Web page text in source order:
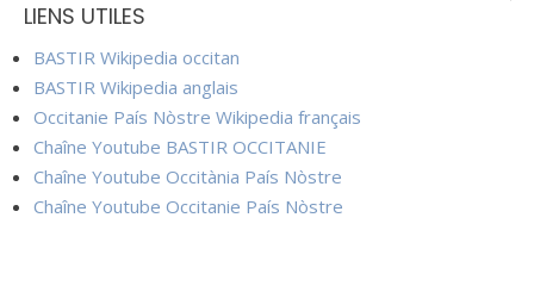
LIENS UTILES
BASTIR Wikipedia occitan
BASTIR Wikipedia anglais
Occitanie País Nòstre Wikipedia français
Chaîne Youtube BASTIR OCCITANIE
Chaîne Youtube Occitània País Nòstre
Chaîne Youtube Occitanie País Nòstre